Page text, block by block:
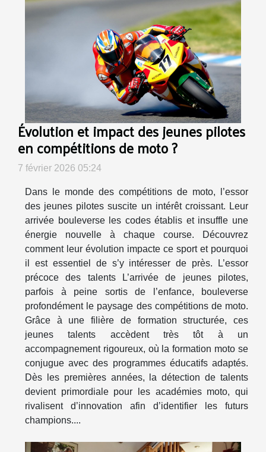
Évolution et impact des jeunes pilotes
en compétitions de moto ?
7 février 2026 05:24
Dans le monde des compétitions de moto, l’essor
des jeunes pilotes suscite un intérêt croissant. Leur
arrivée bouleverse les codes établis et insuffle une
énergie nouvelle à chaque course. Découvrez
comment leur évolution impacte ce sport et pourquoi
il est essentiel de s’y intéresser de près. L’essor
précoce des talents L’arrivée de jeunes pilotes,
parfois à peine sortis de l’enfance, bouleverse
profondément le paysage des compétitions de moto.
Grâce à une filière de formation structurée, ces
jeunes talents accèdent très tôt à un
accompagnement rigoureux, où la formation moto se
conjugue avec des programmes éducatifs adaptés.
Dès les premières années, la détection de talents
devient primordiale pour les académies moto, qui
rivalisent d’innovation afin d’identifier les futurs
champions....